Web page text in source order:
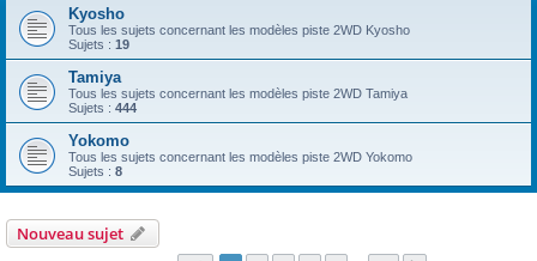
Kyosho
Tous les sujets concernant les modèles piste 2WD Kyosho
Sujets : 19
Tamiya
Tous les sujets concernant les modèles piste 2WD Tamiya
Sujets : 444
Yokomo
Tous les sujets concernant les modèles piste 2WD Yokomo
Sujets : 8
Nouveau sujet